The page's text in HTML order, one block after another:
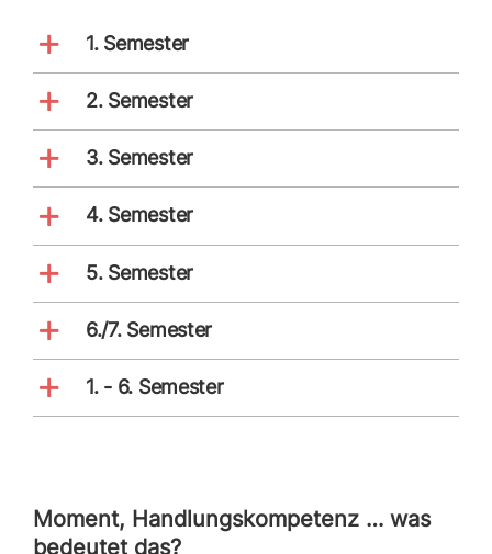
1. Semester
2. Semester
3. Semester
4. Semester
5. Semester
6./7. Semester
1. - 6. Semester
Moment, Handlungskompetenz … was
bedeutet das?